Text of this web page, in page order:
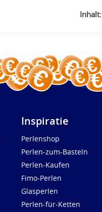
Inhalt:
Inspiratie
Perlenshop
Perlen-zum-Basteln
Perlen-Kaufen
Fimo-Perlen
Glasperlen
Perlen-für-Ketten